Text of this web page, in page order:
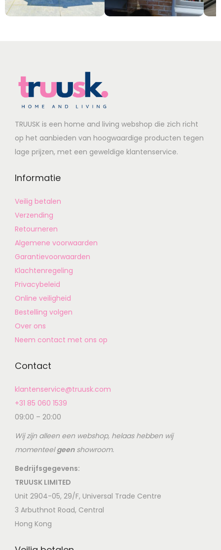
TRUUSK is een home and living webshop die zich richt
op het aanbieden van hoogwaardige producten tegen
lage prijzen, met een geweldige klantenservice.
Informatie
Veilig betalen
Verzending
Retourneren
Algemene voorwaarden
Garantievoorwaarden
Klachtenregeling
Privacybeleid
Online veiligheid
Bestelling volgen
Over ons
Neem contact met ons op
Contact
klantenservice@truusk.com
+31 85 060 1539
09:00 – 20:00
Wij zijn alleen een webshop, helaas hebben wij
momenteelgeenshowroom.
Bedrijfsgegevens:
TRUUSK LIMITED
Unit 2904-05, 29/F, Universal Trade Centre
3 Arbuthnot Road, Central
Hong Kong